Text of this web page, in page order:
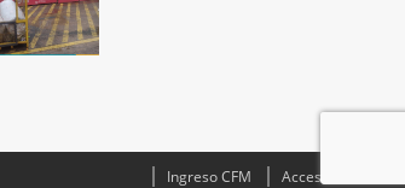
Ingreso CFM Acceso